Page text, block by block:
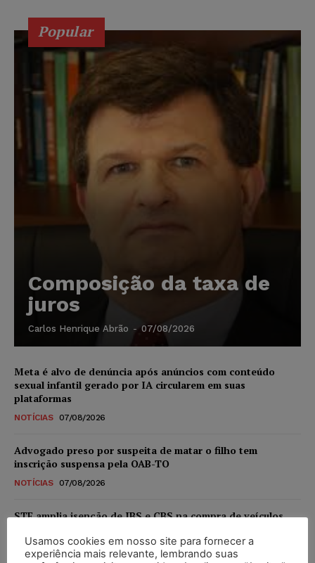
Popular
Composição da taxa de
juros
Carlos Henrique Abrão - 07/08/2026
Meta é alvo de denúncia após anúncios com conteúdo
sexual infantil gerado por IA circularem em suas
plataformas
NOTÍCIAS 07/08/2026
Advogado preso por suspeita de matar o filho tem
inscrição suspensa pela OAB-TO
NOTÍCIAS 07/08/2026
STF amplia isenção de IBS e CBS na compra de veículos
níveis
Usamos cookies em nosso site para fornecer a
experiência mais relevante, lembrando suas